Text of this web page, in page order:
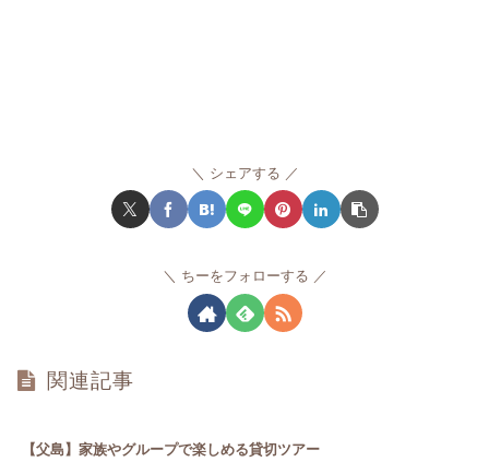
シェアする
ちーをフォローする
関連記事
【父島】家族やグループで楽しめる貸切ツアー